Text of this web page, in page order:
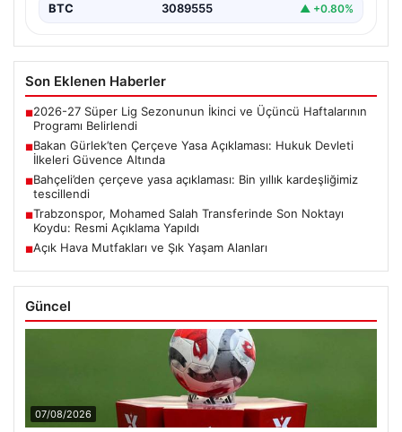
BTC 3089555 ▲ +0.80%
Son Eklenen Haberler
■2026-27 Süper Lig Sezonunun İkinci ve Üçüncü Haftalarının
Programı Belirlendi
■Bakan Gürlek’ten Çerçeve Yasa Açıklaması: Hukuk Devleti
İlkeleri Güvence Altında
■Bahçeli’den çerçeve yasa açıklaması: Bin yıllık kardeşliğimiz
tescillendi
■Trabzonspor, Mohamed Salah Transferinde Son Noktayı
Koydu: Resmi Açıklama Yapıldı
■Açık Hava Mutfakları ve Şık Yaşam Alanları
Güncel
07/08/2026